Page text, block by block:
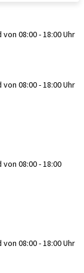
08:00 - 18:00 Uhr
08:00 - 18:00 Uhr
08:00 - 18:00
08:00 - 18:00 Uhr